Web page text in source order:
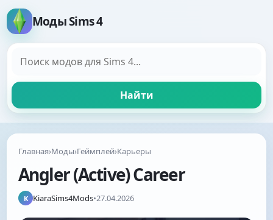
Моды Sims 4
Найти
Главная›Моды›Геймплей›Карьеры
Angler (Active) Career
K KiaraSims4Mods•27.04.2026